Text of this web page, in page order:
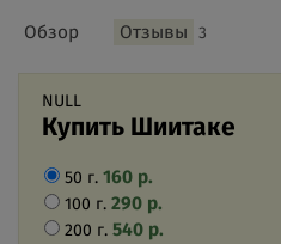
Обзор Отзывы 3
NULL
Купить Шиитаке
50 г. 160 р.
100 г. 290 р.
200 г. 540 р.